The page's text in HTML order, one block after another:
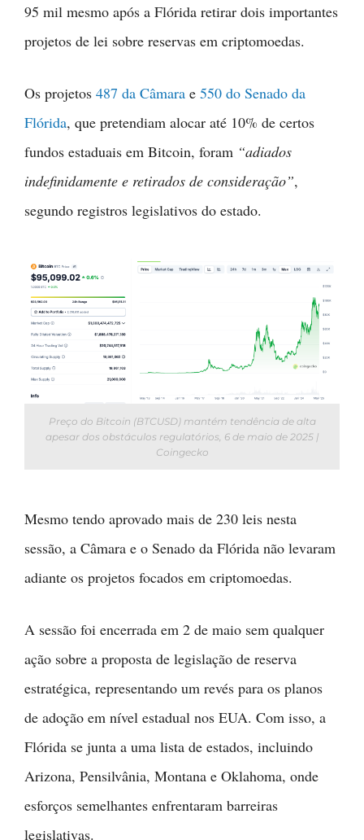
95 mil mesmo após a Flórida retirar dois importantes
projetos de lei sobre reservas em criptomoedas.
Os projetos 487 da Câmara e 550 do Senado da
Flórida, que pretendiam alocar até 10% de certos
fundos estaduais em Bitcoin, foram “adiados
indefinidamente e retirados de consideração”,
segundo registros legislativos do estado.
Preço do Bitcoin (BTCUSD) mantém tendência de alta
apesar dos obstáculos regulatórios, 6 de maio de 2025 |
Coingecko
Mesmo tendo aprovado mais de 230 leis nesta
sessão, a Câmara e o Senado da Flórida não levaram
adiante os projetos focados em criptomoedas.
A sessão foi encerrada em 2 de maio sem qualquer
ação sobre a proposta de legislação de reserva
estratégica, representando um revés para os planos
de adoção em nível estadual nos EUA. Com isso, a
Flórida se junta a uma lista de estados, incluindo
Arizona, Pensilvânia, Montana e Oklahoma, onde
esforços semelhantes enfrentaram barreiras
legislativas.